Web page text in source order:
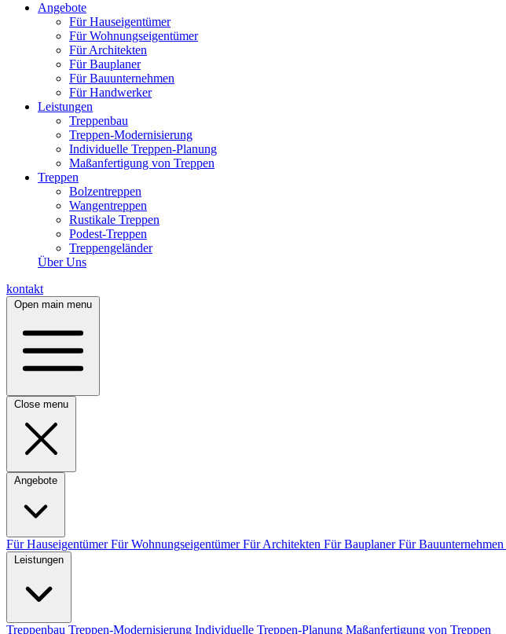
Angebote
Für Hauseigentümer
Für Wohnungseigentümer
Für Architekten
Für Bauplaner
Für Bauunternehmen
Für Handwerker
Leistungen
Treppenbau
Treppen-Modernisierung
Individuelle Treppen-Planung
Maßanfertigung von Treppen
Treppen
Bolzentreppen
Wangentreppen
Rustikale Treppen
Podest-Treppen
Treppengeländer
Über Uns
kontakt
Open main menu
Close menu
Angebote
Für HauseigentümerFür WohnungseigentümerFür Architekten Für BauplanerFür Bauunternehmen
Leistungen
Treppenbau Treppen-Modernisierung Individuelle Treppen-Planung Maßanfertigung von Treppen